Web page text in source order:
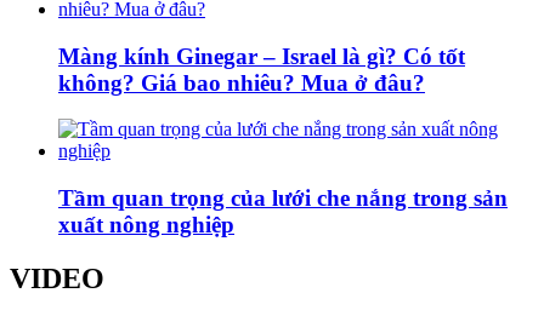
Màng kính Ginegar – Israel là gì? Có tốt
không? Giá bao nhiêu? Mua ở đâu?
Tầm quan trọng của lưới che nắng trong sản
xuất nông nghiệp
VIDEO